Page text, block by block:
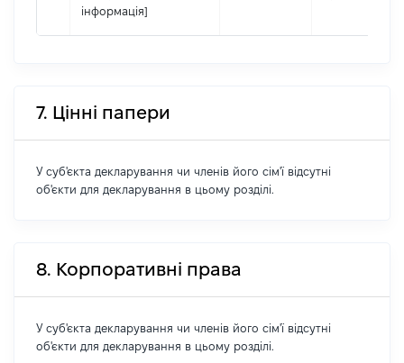
інформація]
7. Цінні папери
У суб'єкта декларування чи членів його сім'ї відсутні
об'єкти для декларування в цьому розділі.
8. Корпоративні права
У суб'єкта декларування чи членів його сім'ї відсутні
об'єкти для декларування в цьому розділі.